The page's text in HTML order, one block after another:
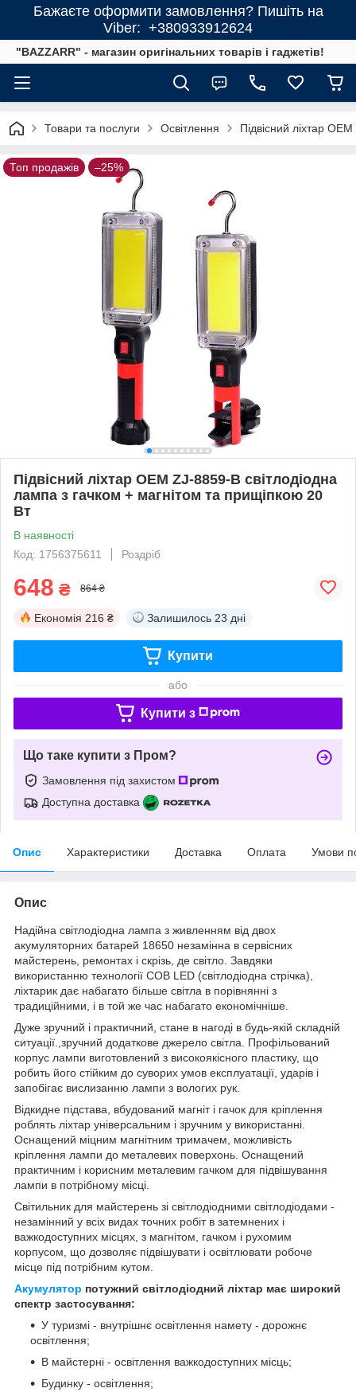
Бажаєте оформити замовлення? Пишіть на
Viber: +380933912624
"BAZZARR" - магазин оригінальних товарів і гаджетів!
Товари та послуги Освітлення Підвісний ліхтар
Топ продажів –25%
Підвісний ліхтар OEM ZJ-8859-B світлодіодна
лампа з гачком + магнітом та прищіпкою 20
Вт
В наявності
Код: 1756375611
Роздріб
648 ₴ 864 ₴
Економія 216 ₴ Залишилось 23 дні
Купити
або
Купити з
Що таке купити з Пром?
Замовлення під захистом
Доступна доставка
Опис Характеристики Доставка Оплата Умови
Опис
Надійна світлодіодна лампа з живленням від двох
акумуляторних батарей 18650 незамінна в сервісних
майстерень, ремонтах і скрізь, де світло. Завдяки
використанню технології COB LED (світлодіодна стрічка),
ліхтарик дає набагато більше світла в порівнянні з
традиційними, і в той же час набагато економічніше.
Дуже зручний і практичний, стане в нагоді в будь-якій складній
ситуації.,зручний додаткове джерело світла. Профільований
корпус лампи виготовлений з високоякісного пластику, що
робить його стійким до суворих умов експлуатації, ударів і
запобігає вислизанню лампи з вологих рук.
Відкидне підстава, вбудований магніт і гачок для кріплення
роблять ліхтар універсальним і зручним у використанні.
Оснащений міцним магнітним тримачем, можливість
кріплення лампи до металевих поверхонь. Оснащений
практичним і корисним металевим гачком для підвішування
лампи в потрібному місці.
Світильник для майстерень зі світлодіодними світлодіодами -
незамінний у всіх видах точних робіт в затемнених і
важкодоступних місцях, з магнітом, гачком і рухомим
корпусом, що дозволяє підвішувати і освітлювати робоче
місце під потрібним кутом.
Акумулятор потужний світлодіодний ліхтар має широкий
спектр застосування:
У туризмі - внутрішнє освітлення намету - дорожнє
освітлення;
В майстерні - освітлення важкодоступних місць;
Будинку - освітлення;